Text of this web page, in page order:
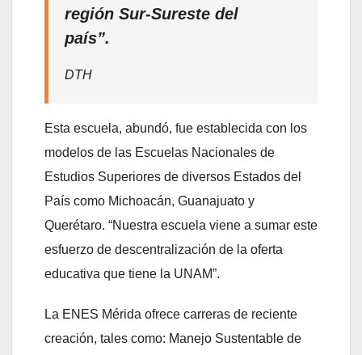
región Sur-Sureste del
país”.
DTH
Esta escuela, abundó, fue establecida con los
modelos de las Escuelas Nacionales de
Estudios Superiores de diversos Estados del
País como Michoacán, Guanajuato y
Querétaro. “Nuestra escuela viene a sumar este
esfuerzo de descentralización de la oferta
educativa que tiene la UNAM”.
La ENES Mérida ofrece carreras de reciente
creación, tales como: Manejo Sustentable de